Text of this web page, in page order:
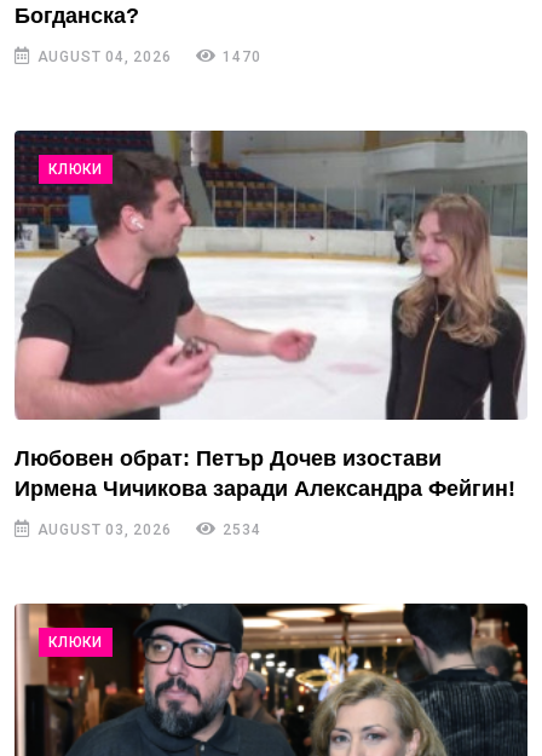
Богданска?
AUGUST 04, 2026 1470
КЛЮКИ
Любовен обрат: Петър Дочев изостави
Ирмена Чичикова заради Александра Фейгин!
AUGUST 03, 2026 2534
КЛЮКИ